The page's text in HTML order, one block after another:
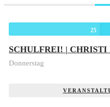
25
SCHULFREI! |
Donnerstag